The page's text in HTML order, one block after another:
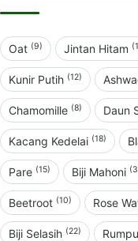
Oat (9) Jintan Hitam
Kunir Putih (12)
Chamomille (8) Daun
Kacang Kedelai (18)
Pare (15) Biji Mahoni
Beetroot (10) Rose
Biji Selasih (22)